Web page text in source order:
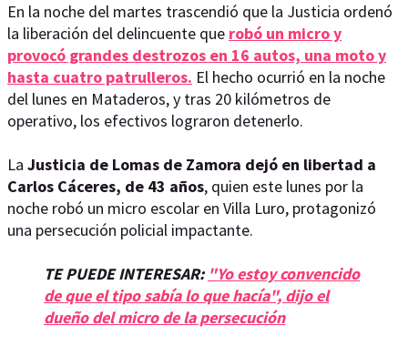
En la noche del martes trascendió que la Justicia ordenó
la liberación del delincuente que robó un micro y
provocó grandes destrozos en 16 autos, una moto y
hasta cuatro patrulleros. El hecho ocurrió en la noche
del lunes en Mataderos, y tras 20 kilómetros de
operativo, los efectivos lograron detenerlo.
La Justicia de Lomas de Zamora dejó en libertad a
Carlos Cáceres, de 43 años, quien este lunes por la
noche robó un micro escolar en Villa Luro, protagonizó
una persecución policial impactante.
TE PUEDE INTERESAR: "Yo estoy convencido
de que el tipo sabía lo que hacía", dijo el
dueño del micro de la persecución